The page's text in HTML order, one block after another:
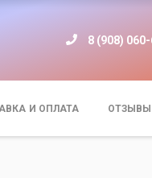
8 (908)
И ОПЛАТА ОТЗЫВЫ